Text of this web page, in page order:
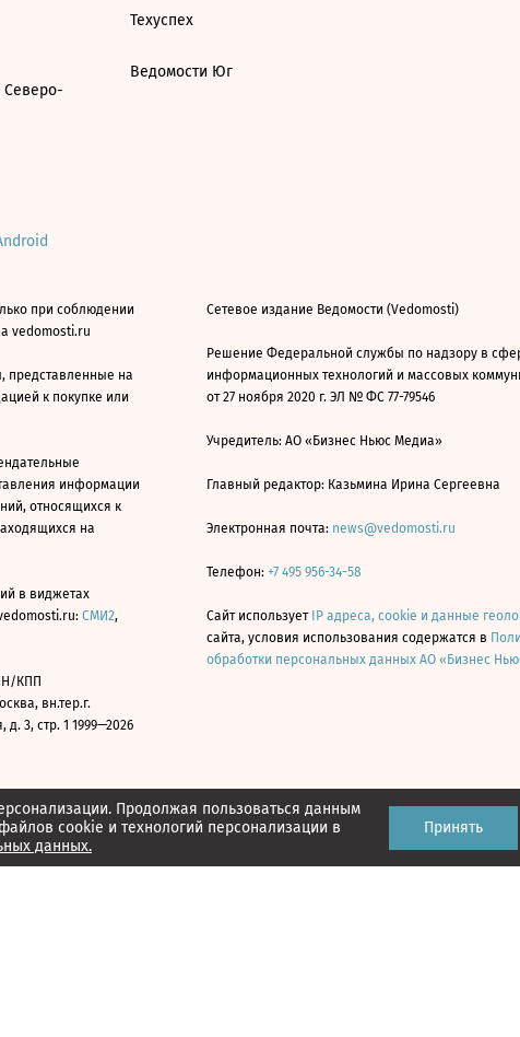
Продолжая пользоваться данным
cookie и технологий персонализации в
данных.
Принять
Северо-
Техуспех
Ведомости Юг
при соблюдении
vedomosti.ru
представленные на
к покупке или
информации
относящихся к
на
в виджетах
СМИ2,
КПП
вн.тер.г.
3, стр. 1 1999—2026
Сетевое издание Ведомости (Vedomosti)
Решение Федеральной службы по надзору в
информационных технологий и массовых
от 27 ноября 2020 г. ЭЛ № ФС 77-79546
Учредитель: АО «Бизнес Ньюс Медиа»
Главный редактор: Казьмина Ирина Сергеевна
Электронная почта: news@vedomosti.ru
Телефон: +7 495 956-34-58
Сайт использует IP адреса, cookie и данные
сайта, условия использования содержатся в
обработки персональных данных АО «Бизнес